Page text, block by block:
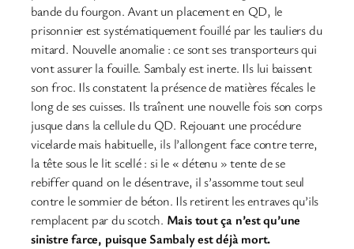
bande du fourgon. Avant un placement en QD, le
prisonnier est systématiquement fouillé par les tauliers du
mitard. Nouvelle anomalie : ce sont ses transporteurs qui
vont assurer la fouille. Sambaly est inerte. Ils lui baissent
son froc. Ils constatent la présence de matières fécales le
long de ses cuisses. Ils traînent une nouvelle fois son corps
jusque dans la cellule du QD. Rejouant une procédure
vicelarde mais habituelle, ils l’allongent face contre terre,
la tête sous le lit scellé : si le « détenu » tente de se
rebiffer quand on le désentrave, il s’assomme tout seul
contre le sommier de béton. Ils retirent les entraves qu’ils
remplacent par du scotch. Mais tout ça n’est qu’une
sinistre farce, puisque Sambaly est déjà mort.